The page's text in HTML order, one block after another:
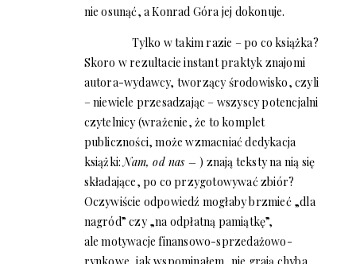
nie osunąć, a Konrad Góra jej dokonuje.
Tylko w takim razie – po co książka?
Skoro w rezultacie instant praktyk znajomi
autora-wydawcy, tworzący środowisko, czyli
– niewiele przesadzając – wszyscy potencjalni
czytelnicy (wrażenie, że to komplet
publiczności, może wzmacniać dedykacja
książki:Nam, od nas –) znają teksty na nią się
składające, po co przygotowywać zbiór?
Oczywiście odpowiedź mogłaby brzmieć „dla
nagród” czy „na odpłatną pamiątkę”,
ale motywacje finansowo-sprzedażowo-